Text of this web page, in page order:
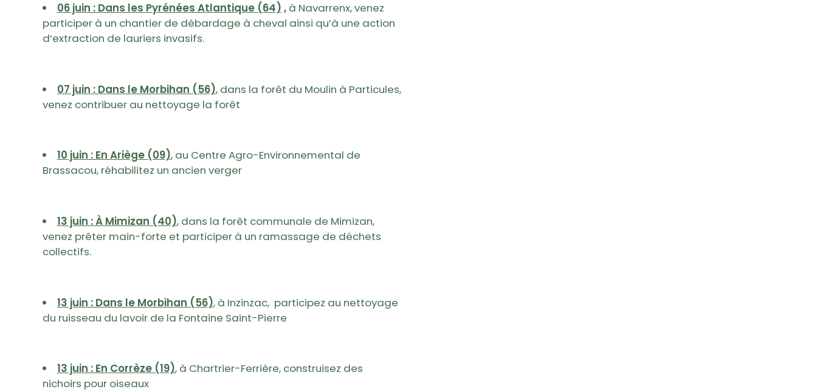
06 juin : Dans les Pyrénées Atlantique (64) ,à Navarrenx, venez
participer à un chantier de débardage à cheval ainsi qu’à une action
d’extraction de lauriers invasifs.
07 juin : Dans le Morbihan (56), dans la forêt du Moulin à Particules,
venez contribuer au nettoyage la forêt
10 juin : En Ariège (09), au Centre Agro-Environnemental de
Brassacou, réhabilitez un ancien verger
13 juin : À Mimizan (40), dans la forêt communale de Mimizan,
venez prêter main-forte et participer à un ramassage de déchets
collectifs.
13 juin : Dans le Morbihan (56), à Inzinzac, participez au nettoyage
du ruisseau du lavoir de la Fontaine Saint-Pierre
13 juin : En Corrèze (19), à Chartrier-Ferrière, construisez des
nichoirs pour oiseaux